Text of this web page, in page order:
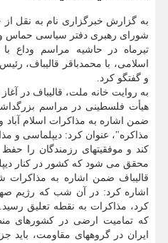
به گزارش خبرگزاری نام به نقل
تیرماه در حاشیه مراسم وداع
اسلامی، با محمدباقر قالیباف، رئیس
و گفتگو کرد.
به روایت خانه ملت، قالیباف در
هیأت فلسطینی در مراسم
ضمن اشاره به مذاکرات اسلام
مذاکره"، عنوان کرد: دیپلماسی و
کند و موفقیتهای رزمندگان را
محقق می شود که کشور در کنار
قالیباف ضمن اشاره به مذاکرات
اشاره کرد: در آن شب که رژیم
کرد، مذاکرات به نقطه تعلیق
که تمامیت ارضی در کشورهای
ایران در گروههای مقاومت، باید